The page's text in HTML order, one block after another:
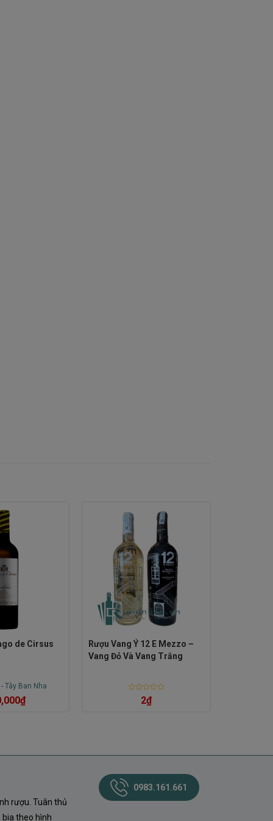
de Cirsus
-Tây Ban Nha
₫
Rượu Vang Ý 12 E Mezzo –
Vang Đỏ Và Vang Trắng
Rated2₫
rượu. Tuân thủ
bia theo hình
0983.161.661